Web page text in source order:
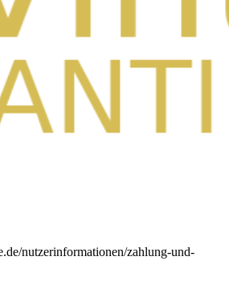
nutzerinformationen/zahlung-und-